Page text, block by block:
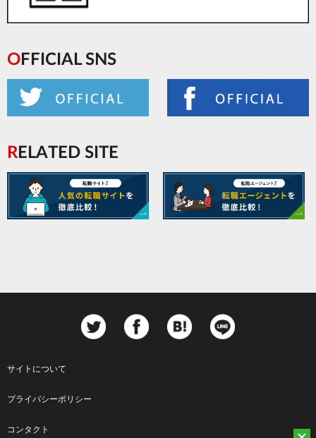
OFFICIAL SNS
RELATED SITE
Footer
サイトについて
プライバシーポリシー
コンタクト